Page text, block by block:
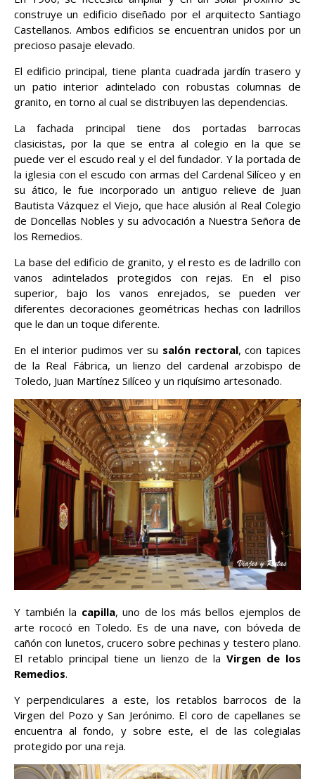
construye un edificio diseñado por el arquitecto Santiago
Castellanos. Ambos edificios se encuentran unidos por un
precioso pasaje elevado.
El edificio principal, tiene planta cuadrada jardín trasero y
un patio interior adintelado con robustas columnas de
granito, en torno al cual se distribuyen las dependencias.
La fachada principal tiene dos portadas barrocas
clasicistas, por la que se entra al colegio en la que se
puede ver el escudo real y el del fundador. Y la portada de
la iglesia con el escudo con armas del Cardenal Silíceo y en
su ático, le fue incorporado un antiguo relieve de Juan
Bautista Vázquez el Viejo, que hace alusión al Real Colegio
de Doncellas Nobles y su advocación a Nuestra Señora de
los Remedios.
La base del edificio de granito, y el resto es de ladrillo con
vanos adintelados protegidos con rejas. En el piso
superior, bajo los vanos enrejados, se pueden ver
diferentes decoraciones geométricas hechas con ladrillos
que le dan un toque diferente.
En el interior pudimos ver su salón rectoral, con tapices
de la Real Fábrica, un lienzo del cardenal arzobispo de
Toledo, Juan Martínez Silíceo y un riquísimo artesonado.
Y también la capilla, uno de los más bellos ejemplos de
arte rococó en Toledo. Es de una nave, con bóveda de
cañón con lunetos, crucero sobre pechinas y testero plano.
El retablo principal tiene un lienzo de la Virgen de los
Remedios.
Y perpendiculares a este, los retablos barrocos de la
Virgen del Pozo y San Jerónimo. El coro de capellanes se
encuentra al fondo, y sobre este, el de las colegialas
protegido por una reja.